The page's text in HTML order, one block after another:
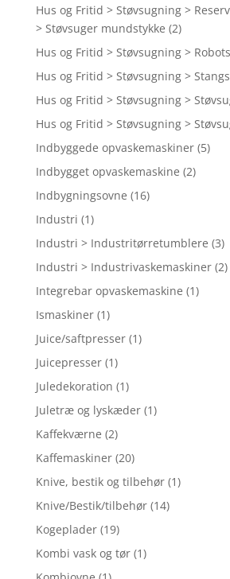
Hus og Fritid > Støvsugning >
> Støvsuger mundstykke (2)
Hus og Fritid > Støvsugning >
Hus og Fritid > Støvsugning >
Hus og Fritid > Støvsugning >
Hus og Fritid > Støvsugning >
Indbyggede opvaskemaskiner (5)
Indbygget opvaskemaskine (2)
Indbygningsovne (16)
Industri (1)
Industri > Industritørretumblere (3)
Industri > Industrivaskemaskiner (2)
Integrebar opvaskemaskine (1)
Ismaskiner (1)
Juice/saftpresser (1)
Juicepresser (1)
Juledekoration (1)
Juletræ og lyskæder (1)
Kaffekværne (2)
Kaffemaskiner (20)
Knive, bestik og tilbehør (1)
Knive/Bestik/tilbehør (14)
Kogeplader (19)
Kombi vask og tør (1)